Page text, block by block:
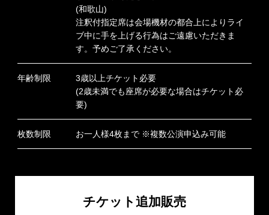
(和歌山)
注釈付指定席は会場機材の都合上によりライ
ブ中に手を上げる行為はご遠慮いただきま
す。予めご了承ください。
年齢制限
3歳以上チケット必要
(2歳未満でも座席が必要な場合はチケット必
要)
枚数制限 お一人様4枚まで ※複数公演申込み可能
チケット追加販売